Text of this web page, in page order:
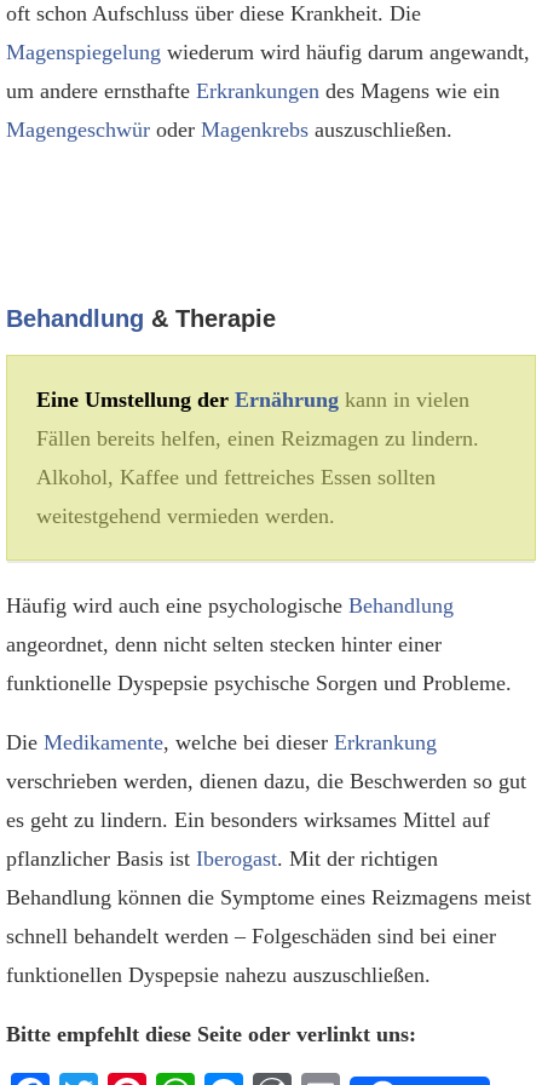
oft schon Aufschluss über diese Krankheit. Die
Magenspiegelung wiederum wird häufig darum angewandt,
um andere ernsthafte Erkrankungen des Magens wie ein
Magengeschwür oder Magenkrebs auszuschließen.
Behandlung & Therapie
Eine Umstellung der Ernährung kann in vielen
Fällen bereits helfen, einen Reizmagen zu lindern.
Alkohol, Kaffee und fettreiches Essen sollten
weitestgehend vermieden werden.
Häufig wird auch eine psychologische Behandlung
angeordnet, denn nicht selten stecken hinter einer
funktionelle Dyspepsie psychische Sorgen und Probleme.
Die Medikamente, welche bei dieser Erkrankung
verschrieben werden, dienen dazu, die Beschwerden so gut
es geht zu lindern. Ein besonders wirksames Mittel auf
pflanzlicher Basis ist Iberogast. Mit der richtigen
Behandlung können die Symptome eines Reizmagens meist
schnell behandelt werden – Folgeschäden sind bei einer
funktionellen Dyspepsie nahezu auszuschließen.
Bitte empfehlt diese Seite oder verlinkt uns: